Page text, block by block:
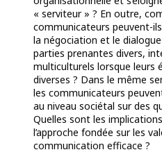
« serviteur » ? En outre,
communicateurs peuvent-
la négociation et le
parties prenantes divers,
multiculturels lorsque leurs
diverses ? Dans le même
les communicateurs
au niveau sociétal sur des
Quelles sont les
l’approche fondée sur les
communication efficace ?